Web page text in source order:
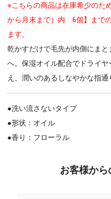
※こちらの商品は在庫希少のた
から月末まで）内 6個】まで
ます。
乾かすだけで毛先が内側にま
へ。保湿オイル配合でドライ
え、潤いのあるしなやかな指通
●洗い流さないタイプ
●形状：オイル
●香り：フローラル
お客様から